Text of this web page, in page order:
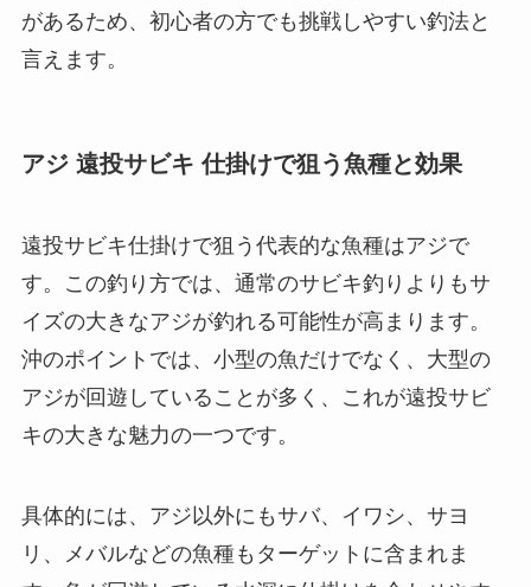
があるため、初心者の方でも挑戦しやすい釣法と
言えます。
アジ 遠投サビキ 仕掛けで狙う魚種と効果
遠投サビキ仕掛けで狙う代表的な魚種はアジで
す。この釣り方では、通常のサビキ釣りよりもサ
イズの大きなアジが釣れる可能性が高まります。
沖のポイントでは、小型の魚だけでなく、大型の
アジが回遊していることが多く、これが遠投サビ
キの大きな魅力の一つです。
具体的には、アジ以外にもサバ、イワシ、サヨ
リ、メバルなどの魚種もターゲットに含まれま